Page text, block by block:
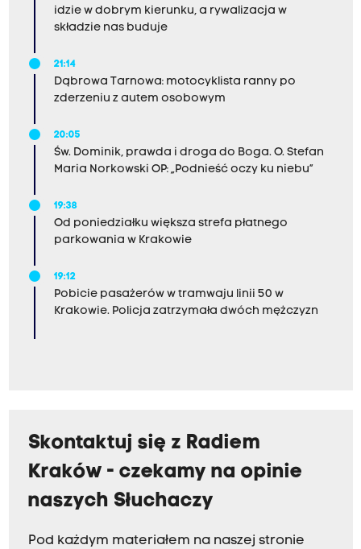
idzie w dobrym kierunku, a rywalizacja w
składzie nas buduje
21:14
Dąbrowa Tarnowa: motocyklista ranny po
zderzeniu z autem osobowym
20:05
Św. Dominik, prawda i droga do Boga. O. Stefan
Maria Norkowski OP: „Podnieść oczy ku niebu”
19:38
Od poniedziałku większa strefa płatnego
parkowania w Krakowie
19:12
Pobicie pasażerów w tramwaju linii 50 w
Krakowie. Policja zatrzymała dwóch mężczyzn
Skontaktuj się z Radiem
Kraków - czekamy na opinie
naszych Słuchaczy
Pod każdym materiałem na naszej stronie